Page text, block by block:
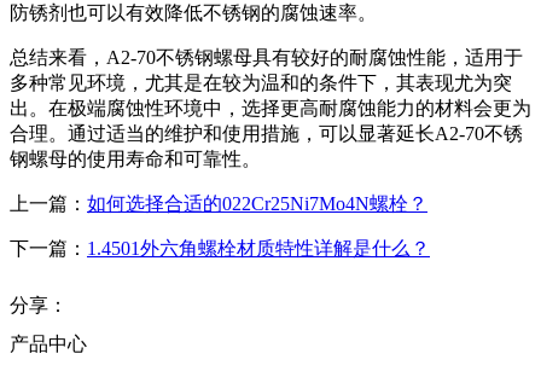
防锈剂也可以有效降低不锈钢的腐蚀速率。
总结来看，A2-70不锈钢螺母具有较好的耐腐蚀性能，适用于
多种常见环境，尤其是在较为温和的条件下，其表现尤为突
出。在极端腐蚀性环境中，选择更高耐腐蚀能力的材料会更为
合理。通过适当的维护和使用措施，可以显著延长A2-70不锈
钢螺母的使用寿命和可靠性。
上一篇： 如何选择合适的022Cr25Ni7Mo4N螺栓？
下一篇： 1.4501外六角螺栓材质特性详解是什么？
分享：
产品中心